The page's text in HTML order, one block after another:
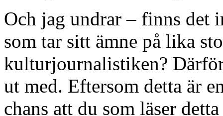
Och jag undrar – finns det
som tar sitt ämne på lika
kulturjournalistiken?
ut med. Eftersom detta är
chans att du som läser